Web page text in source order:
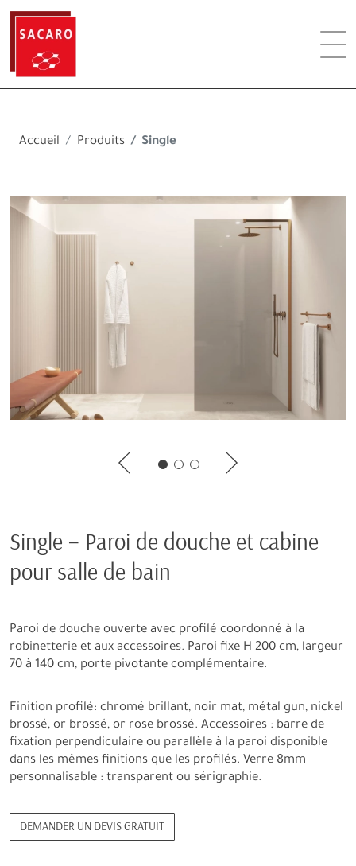
Accueil Produits Single
Single – Paroi de douche et cabine
pour salle de bain
Paroi de douche ouverte avec profilé coordonné à la
robinetterie et aux accessoires. Paroi fixe H 200 cm, largeur
70 à 140 cm, porte pivotante complémentaire.
Finition profilé: chromé brillant, noir mat, métal gun, nickel
brossé, or brossé, or rose brossé. Accessoires : barre de
fixation perpendiculaire ou parallèle à la paroi disponible
dans les mêmes finitions que les profilés. Verre 8mm
personnalisable : transparent ou sérigraphie.
DEMANDER UN DEVIS GRATUIT